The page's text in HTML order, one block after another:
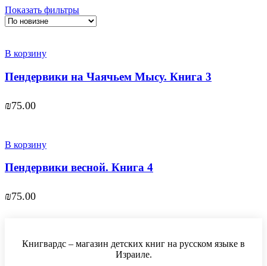
Показать фильтры
В корзину
Пендервики на Чаячьем Мысу. Книга 3
₪75.00
В корзину
Пендервики весной. Книга 4
₪75.00
Книгвардс – магазин детских книг на русском языке в
Израиле.